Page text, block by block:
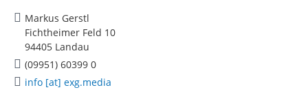
Markus Gerstl
Fichtheimer Feld 10
94405 Landau
(09951) 60399 0
info [at] exg.media